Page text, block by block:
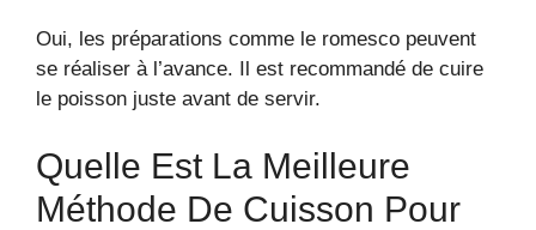
Oui, les préparations comme le romesco peuvent
se réaliser à l’avance. Il est recommandé de cuire
le poisson juste avant de servir.
Quelle Est La Meilleure
Méthode De Cuisson Pour